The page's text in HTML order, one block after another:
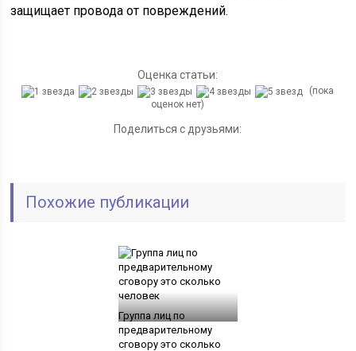
защищает провода от повреждений.
Оценка статьи:
(пока
оценок нет)
Поделиться с друзьями:
Похожие публикации
Группа лиц по
предварительному
сговору это сколько